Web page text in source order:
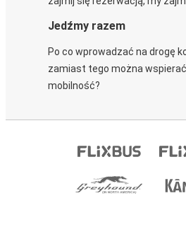
Jedźmy razem
Po co wprowadzać na drogę
zamiast tego można
mobilność?